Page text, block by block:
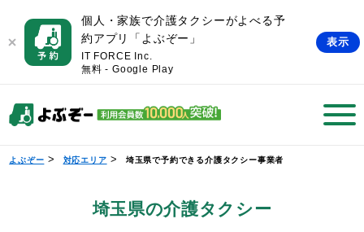
個人・家族で介護タクシーがよべる予
約アプリ「よぶぞー」
IT FORCE Inc.
無料 - Google Play
表示
よぶぞー > 対応エリア > 埼玉県で予約できる介護タクシー事業者​
埼玉県の介護タクシー